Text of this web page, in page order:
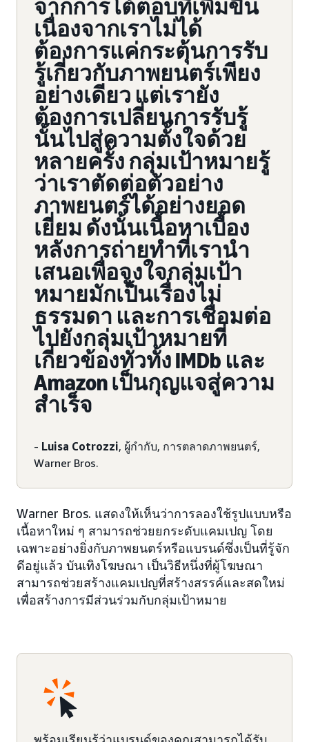
จากการโต้ตอบที่เพิ่มขึ้น
เนื่องจากเราไม่ได้
ต้องการแค่กระตุ้นการรับ
รู้เกี่ยวกับภาพยนตร์เพียง
อย่างเดียว แต่เรายัง
ต้องการเปลี่ยนการรับรู้
นั้นไปสู่ความตั้งใจด้วย
หลายครั้ง กลุ่มเป้าหมายรู้
ว่าเราตัดต่อตัวอย่าง
ภาพยนตร์ได้อย่างยอด
เยี่ยม ดังนั้นเนื้อหาเบื้อง
หลังการถ่ายทำที่เรานำ
เสนอเพื่อจูงใจกลุ่มเป้า
หมายมักเป็นเรื่องไม่
ธรรมดา และการเชื่อมต่อ
ไปยังกลุ่มเป้าหมายที่
เกี่ยวข้องทั่วทั้ง IMDb และ
Amazon เป็นกุญแจสู่ความ
สำเร็จ
- Luisa Cotrozzi, ผู้กำกับ, การตลาดภาพยนตร์,
Warner Bros.
Warner Bros. แสดงให้เห็นว่าการลองใช้รูปแบบหรือ
เนื้อหาใหม่ ๆ สามารถช่วยยกระดับแคมเปญ โดย
เฉพาะอย่างยิ่งกับภาพยนตร์หรือแบรนด์ซึ่งเป็นที่รู้จัก
ดีอยู่แล้ว บันเทิงโฆษณา เป็นวิธีหนึ่งที่ผู้โฆษณา
สามารถช่วยสร้างแคมเปญที่สร้างสรรค์และสดใหม่
เพื่อสร้างการมีส่วนร่วมกับกลุ่มเป้าหมาย